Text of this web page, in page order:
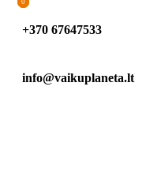
+370 67647533
info@vaikuplaneta.lt
0
0
0